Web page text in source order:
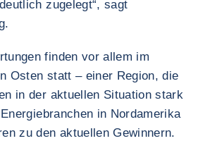
zugelegt“, sagt
finden vor allem im
Osten statt – einer Region, die
in der aktuellen Situation stark
in Nordamerika
zu den aktuellen Gewinnern.